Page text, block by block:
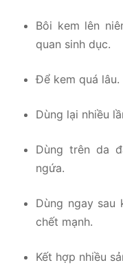
Bôi kem lên
quan sinh dục.
Để kem quá lâu.
Dùng lại nhiều
Dùng trên da
ngứa.
Dùng ngay
chết mạnh.
Kết hợp nhiều